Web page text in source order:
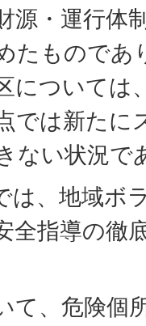
源・運行体
たものであ
については
では新たに
ない状況で
は、地域ボ
全指導の徹
て、危険個